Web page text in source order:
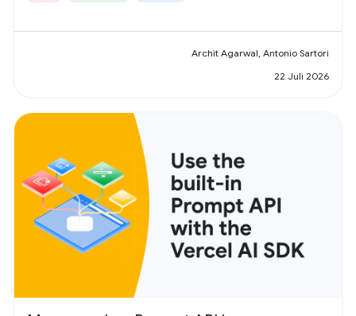
Archit Agarwal, Antonio Sartori
22 Juli 2026